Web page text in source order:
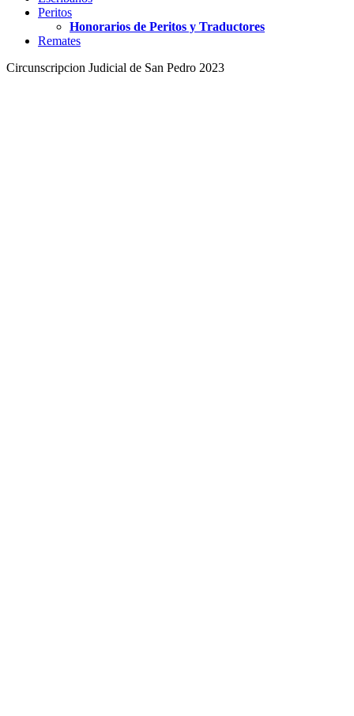
Peritos
Honorarios de Peritos y Traductores
Remates
Circunscripcion Judicial de San Pedro 2023